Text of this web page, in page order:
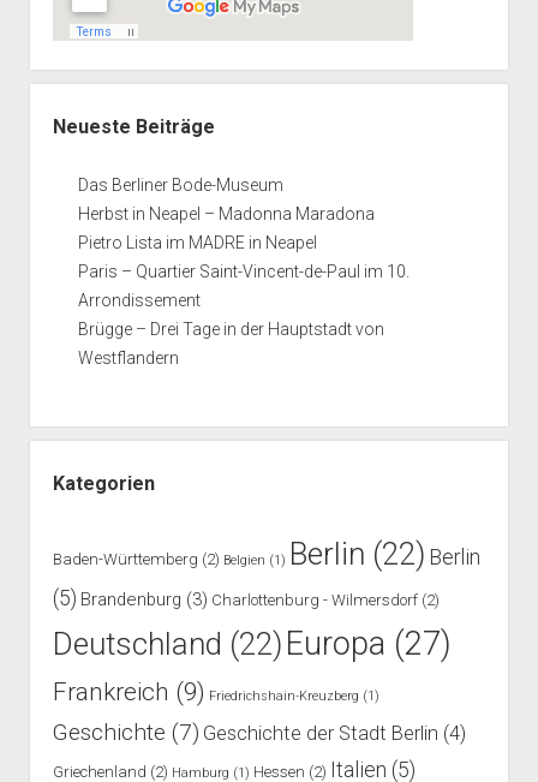
Neueste Beiträge
Das Berliner Bode-Museum
Herbst in Neapel – Madonna Maradona
Pietro Lista im MADRE in Neapel
Paris – Quartier Saint-Vincent-de-Paul im 10.
Arrondissement
Brügge – Drei Tage in der Hauptstadt von
Westflandern
Kategorien
Baden-Württemberg (2) Belgien (1) Berlin (22) Berlin
(5) Brandenburg (3) Charlottenburg - Wilmersdorf(2)
Deutschland (22) Europa (27)
Frankreich (9) Friedrichshain-Kreuzberg (1)
Geschichte (7) Geschichte der Stadt Berlin (4)
Griechenland (2) Hamburg (1) Hessen (2) Italien (5)